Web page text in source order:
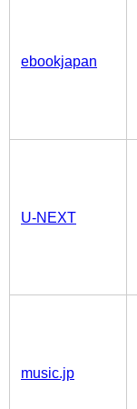
ebookjapan
U-NEXT
music.jp